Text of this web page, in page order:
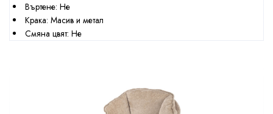
Въртене: Не
Крака: Масив и метал
Смяна цвят: Не